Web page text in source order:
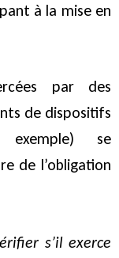
à la mise en
par des
de dispositifs
exemple) se
de l’obligation
s’il exerce